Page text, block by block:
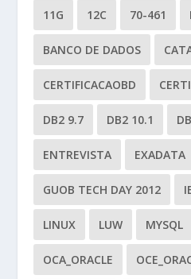
11G 12C 70-461
BANCO DE DADOS
CERTIFICACAOBD
DB2 9.7 DB2 10.1
ENTREVISTA EXADATA
GUOB TECH DAY 2012
LINUX LUW MYSQL
OCA_ORACLE